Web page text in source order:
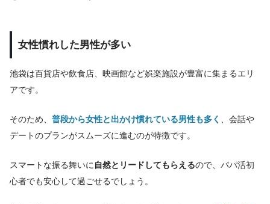
女性慣れした男性が多い
池袋は百貨店や飲食店、映画館など娯楽施設が豊富に集まるエリ
アです。
そのため、 普段から女性と出かけ慣れている男性も多く
、会話や
デートのプランがスムーズに進むのが特徴です。
スマートな振る舞いに 自然とリードしてもらえるので、パパ活初
心者でも安心して過ごせるでしょう。